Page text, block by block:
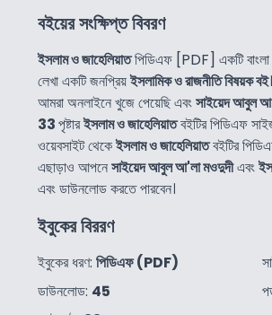
বইয়ের সংক্ষিপ্ত বিবরণ
ইসলাম ও জাহেলিয়াতপিডিএফ [PDF] একটি বাংলা
লেখা একটি জনপ্রিয়ইসলামিক ও রাজনীতি বিষয়ক বই।
আমরা অনলাইনে খুজে পেয়েছি এবংসাইয়েদ আবুল
33পৃষ্টারইসলাম ও জাহেলিয়াতবইটির পিডিএফ
ওয়েবসাইট থেকেইসলাম ও জাহেলিয়াতবইটির
এছাড়াও আপনেসাইয়েদ আবুল আ'লা মওদুদীএবং
এবং ডাউনলোড করতে পারবেন।
ইবুকের বিররণ
ইবুকের ধরণ: পিডিএফ (PDF)
ডাউনলোড: 45